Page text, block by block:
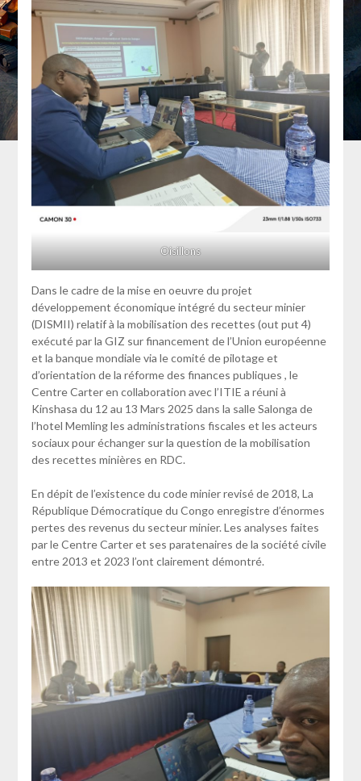
Oisillons
Dans le cadre de la mise en oeuvre du projet
développement économique intégré du secteur minier
(DISMII) relatif à la mobilisation des recettes (out put 4)
exécuté par la GIZ sur financement de l’Union européenne
et la banque mondiale via le comité de pilotage et
d’orientation de la réforme des finances publiques , le
Centre Carter en collaboration avec l’ITIE a réuni à
Kinshasa du 12 au 13 Mars 2025 dans la salle Salonga de
l’hotel Memling les administrations fiscales et les acteurs
sociaux pour échanger sur la question de la mobilisation
des recettes minières en RDC.
En dépit de l’existence du code minier revisé de 2018, La
République Démocratique du Congo enregistre d’énormes
pertes des revenus du secteur minier. Les analyses faites
par le Centre Carter et ses paratenaires de la société civile
entre 2013 et 2023 l’ont clairement démontré.